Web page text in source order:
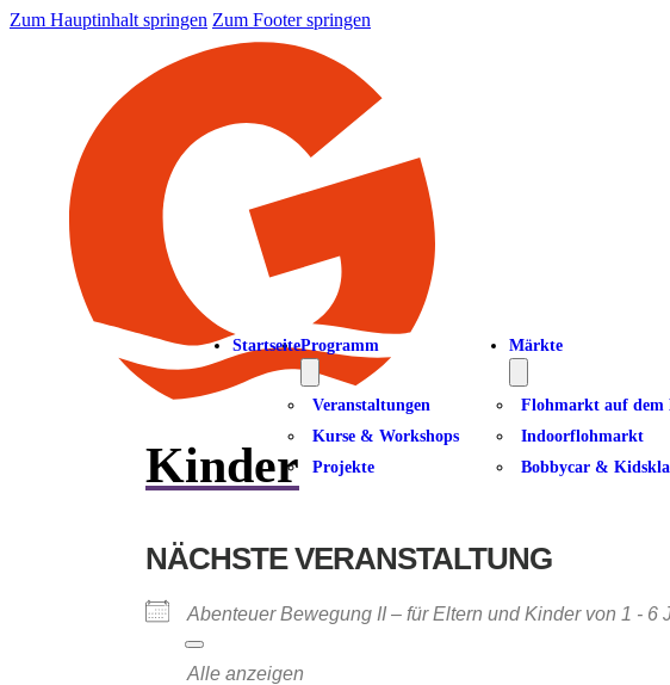
Zum Hauptinhalt springen Zum Footer springen
StartseiteProgramm
Veranstaltungen
Kurse & Workshops
Projekte
Märkte
Flohmarkt auf dem
Indoorflohmarkt
Bobbycar &
Kinder
NÄCHSTE VERANSTALTUNG
Abenteuer Bewegung II – für Eltern und Kinder von 1 - 6
Alle anzeigen